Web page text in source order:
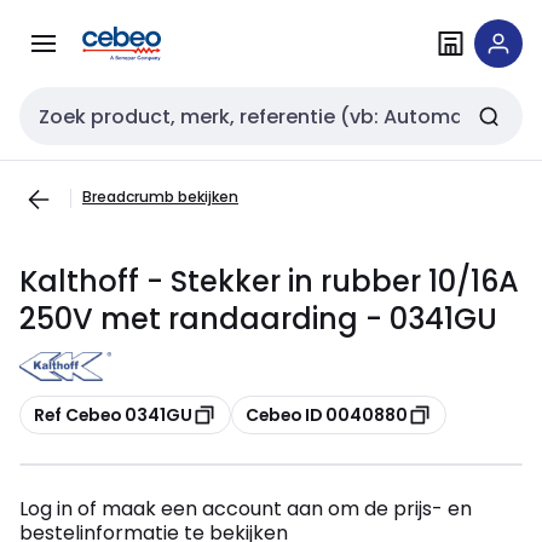
naar
naar
Zoekveld invoer
Breadcrumb bekijken
Kalthoff - Stekker in rubber 10/16A
250V met randaarding - 0341GU
Kopiëren
Ref Cebeo 0341GU Kopiëren
Cebeo ID 0040880
Log in of maak een account aan om de prijs- en
bestelinformatie te bekijken